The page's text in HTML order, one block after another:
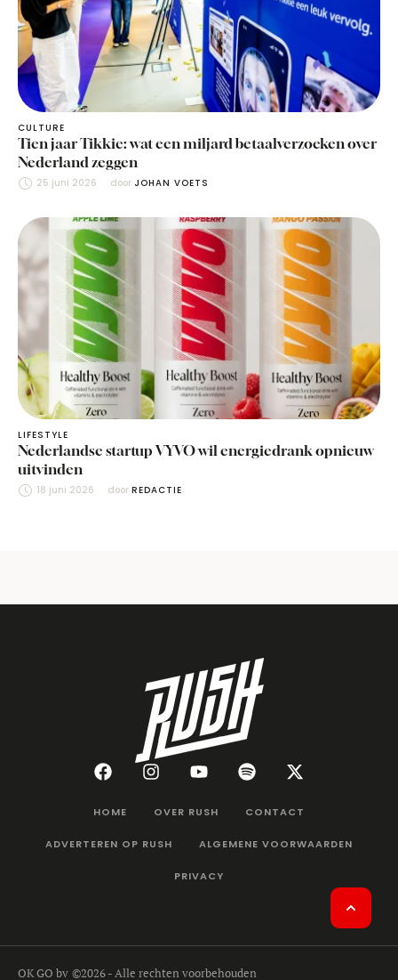
CULTURE
Tien jaar Tikkie: wat een miljard betaalverzoeken over
Nederland zeggen
25 juni 2026 door JOHAN VOETS
LIFESTYLE
Nederlandse startup VYVO wil energiedrank opnieuw
uitvinden
18 juni 2026 door REDACTIE
HOME OVER RUSH CONTACT
ADVERTEREN OP RUSH ALGEMENE VOORWAARDEN
PRIVACY
OK GO bv ©2026 - Alle rechten voorbehouden